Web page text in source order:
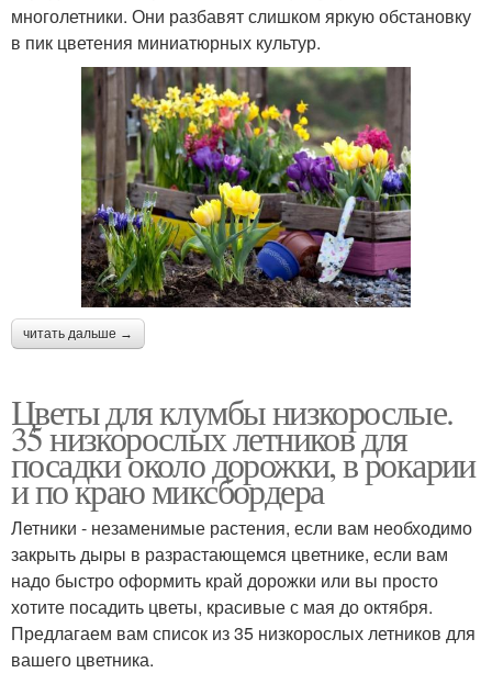
многолетники. Они разбавят слишком яркую обстановку
в пик цветения миниатюрных культур.
читать дальше →
Цветы для клумбы низкорослые.
35 низкорослых летников для
посадки около дорожки, в рокарии
и по краю миксбордера
Летники - незаменимые растения, если вам необходимо
закрыть дыры в разрастающемся цветнике, если вам
надо быстро оформить край дорожки или вы просто
хотите посадить цветы, красивые с мая до октября.
Предлагаем вам список из 35 низкорослых летников для
вашего цветника.